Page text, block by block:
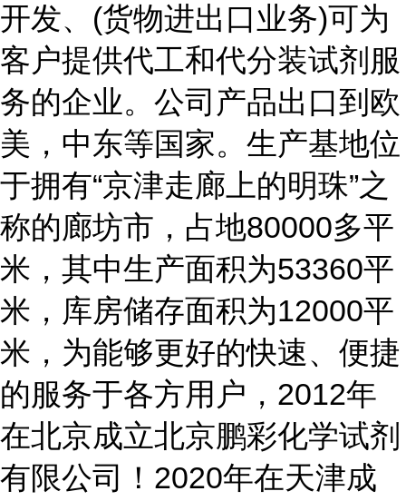
开发、(货物进出口业务)可为
客户提供代工和代分装试剂服
务的企业。公司产品出口到欧
美，中东等国家。生产基地位
于拥有“京津走廊上的明珠”之
称的廊坊市，占地80000多平
米，其中生产面积为53360平
米，库房储存面积为12000平
米，为能够更好的快速、便捷
的服务于各方用户，2012年
在北京成立北京鹏彩化学试剂
有限公司！2020年在天津成